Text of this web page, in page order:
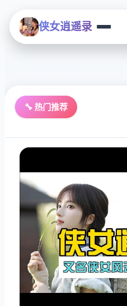
侠女逍遥录
🔧 热门推荐